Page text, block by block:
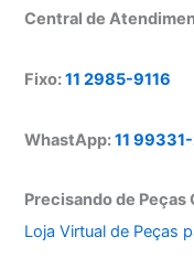
Central de
Fixo:11 2985-9116
WhastApp:11
Precisando de
Loja Virtual de Peças